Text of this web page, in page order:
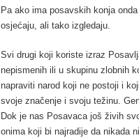
Pa ako ima posavskih konja
osjećaju, ali tako izgledaju.
Svi drugi koji koriste izraz
nepismenih ili u skupinu zlobnih
napraviti narod koji ne postoji i
svoje značenje i svoju težinu.
Dok je nas Posavaca još živih
onima koji bi najradije da nikada